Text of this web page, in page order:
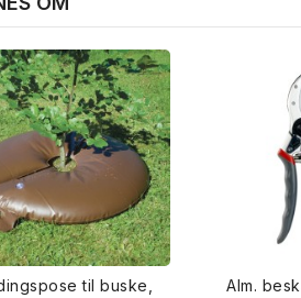
til buske,
Alm.